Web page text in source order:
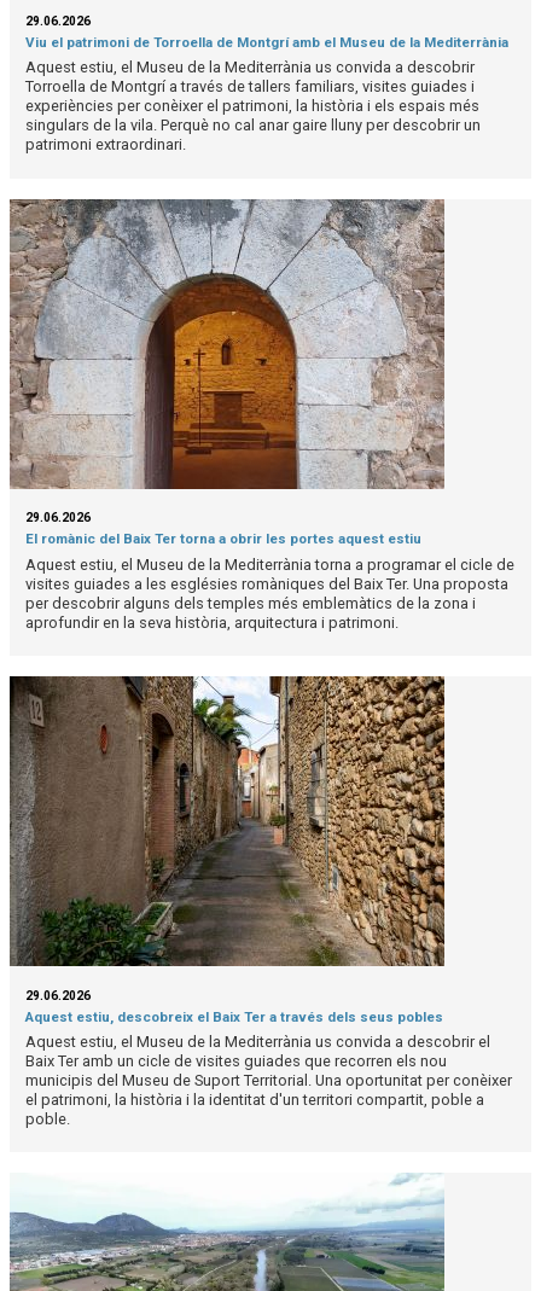
29.06.2026
Viu el patrimoni de Torroella de Montgrí amb el Museu de la Mediterrània
Aquest estiu, el Museu de la Mediterrània us convida a descobrir
Torroella de Montgrí a través de tallers familiars, visites guiades i
experiències per conèixer el patrimoni, la història i els espais més
singulars de la vila. Perquè no cal anar gaire lluny per descobrir un
patrimoni extraordinari.
29.06.2026
El romànic del Baix Ter torna a obrir les portes aquest estiu
Aquest estiu, el Museu de la Mediterrània torna a programar el cicle de
visites guiades a les esglésies romàniques del Baix Ter. Una proposta
per descobrir alguns dels temples més emblemàtics de la zona i
aprofundir en la seva història, arquitectura i patrimoni.
29.06.2026
Aquest estiu, descobreix el Baix Ter a través dels seus pobles
Aquest estiu, el Museu de la Mediterrània us convida a descobrir el
Baix Ter amb un cicle de visites guiades que recorren els nou
municipis del Museu de Suport Territorial. Una oportunitat per conèixer
el patrimoni, la història i la identitat d'un territori compartit, poble a
poble.